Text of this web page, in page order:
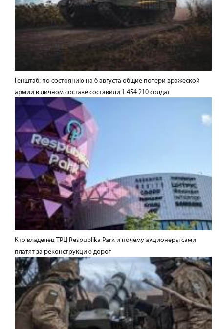
Генштаб: по состоянию на 6 августа общие потери вражеской
армии в личном составе составили 1 454 210 солдат
Кто владелец ТРЦ Respublika Park и почему акционеры сами
платят за реконструкцию дорог